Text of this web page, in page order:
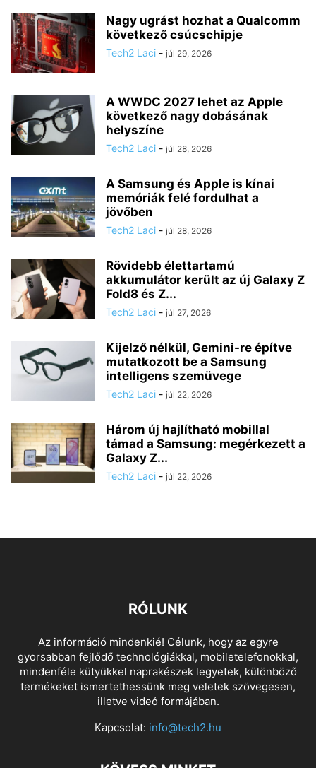
Nagy ugrást hozhat a Qualcomm
következő csúcschipje
Tech2 Laci - júl 29, 2026
A WWDC 2027 lehet az Apple
következő nagy dobásának
helyszíne
Tech2 Laci - júl 28, 2026
A Samsung és Apple is kínai
memóriák felé fordulhat a
jövőben
Tech2 Laci - júl 28, 2026
Rövidebb élettartamú
akkumulátor került az új Galaxy Z
Fold8 és Z...
Tech2 Laci - júl 27, 2026
Kijelző nélkül, Gemini-re építve
mutatkozott be a Samsung
intelligens szemüvege
Tech2 Laci - júl 22, 2026
Három új hajlítható mobillal
támad a Samsung: megérkezett a
Galaxy Z...
Tech2 Laci - júl 22, 2026
RÓLUNK
Az információ mindenkié! Célunk, hogy az egyre
gyorsabban fejlődő technológiákkal, mobiletelefonokkal,
mindenféle kütyükkel naprakészek legyetek, különböző
termékeket ismertethessünk meg veletek szövegesen,
illetve videó formájában.
Kapcsolat: info@tech2.hu